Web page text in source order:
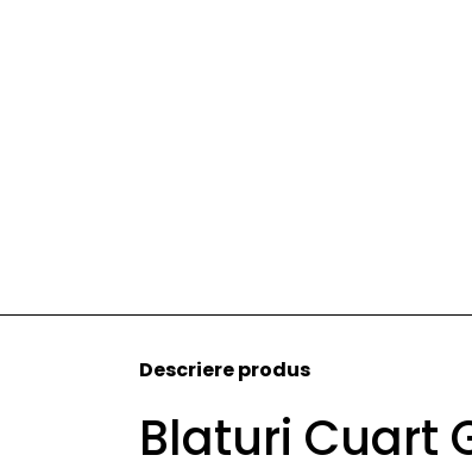
Descriere produs
Blaturi Cuart